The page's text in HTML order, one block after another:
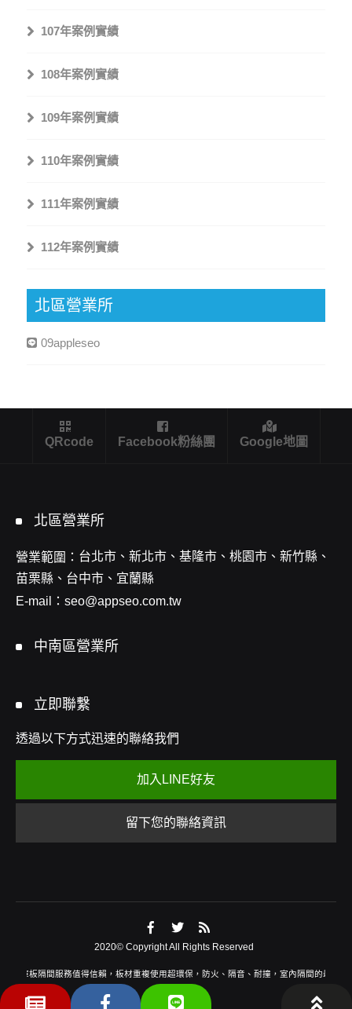
107年案例實績
108年案例實績
109年案例實績
110年案例實績
111年案例實績
112年案例實績
北區營業所
09appleseo
QRcode Facebook粉絲團 Google地圖
北區營業所
營業範圍： 台北市、新北市、基隆市、桃園市、新竹縣、
苗栗縣、台中市、宜蘭縣
E-mail： seo@appseo.com.tw
中南區營業所
立即聯繫
透過以下方式迅速的聯絡我們
加入LINE好友
留下您的聯絡資訊
2020© Copyright All Rights Reserved
專業庫板隔間服務值得信賴，板材重複使用超環保，防火、隔音、耐撞，室內隔間的最佳